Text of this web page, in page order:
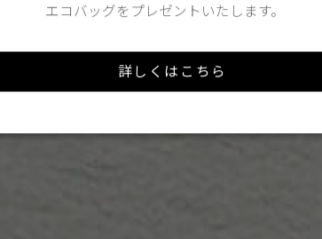
エコバッグをプレゼントいたします。
詳しくはこちら